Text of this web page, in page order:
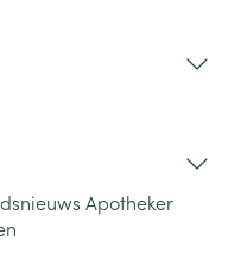
Apotheker